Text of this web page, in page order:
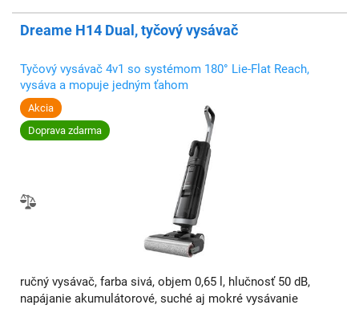
Dreame H14 Dual, tyčový vysávač
Tyčový vysávač 4v1 so systémom 180° Lie-Flat Reach,
vysáva a mopuje jedným ťahom
Akcia
Doprava zdarma
ručný vysávač, farba sivá, objem 0,65 l, hlučnosť 50 dB,
napájanie akumulátorové, suché aj mokré vysávanie